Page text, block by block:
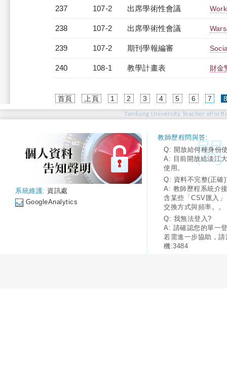
237 107-2 出席學術性會議
238 107-2 出席學術性會議
239 107-2 期刊學報編審
240 108-1 教學計畫表 財金
首頁 上頁 1 2 3 4 5 6 7
Tamkang University Teacher
系統維護: 資訊處
GoogleAnalytics
教師歷程問與答:
Q: 開放給何種身份
A: 目前開放給淡江
使用。
Q: 資料不完整(正確
A: 教師歷程系統介
含某些「CSV匯入
交換方式與頻率。。
Q: 我無法登入?
A: 請確認您的單一
若需進一步協助，
機:3484